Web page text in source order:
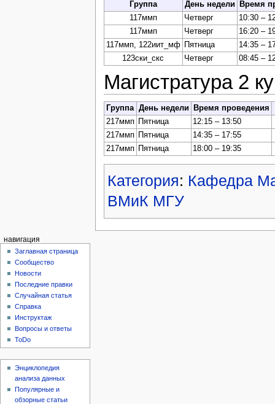
Группа День недели
Время
117ммп
Четверг
10:30 –
117ммп
Четверг
16:20 –
117ммп, 122иит_мф
Пятница
14:35 –
123ски_скс
Четверг 08:45 –
Магистратура 2
Группа День недели
Время проведения
217ммп
Пятница 12:15 – 13:50
217ммп
Пятница 14:35 – 17:55
217ммп
Пятница 18:00 – 19:35
Категория: Кафедра
ВМиК МГУ
навигация
Заглавная страница
Сообщество
Новости
Последние правки
Случайная статья
Справка
Инструктаж
Вопросы и ответы
ToDo
Энциклопедия
анализа данных
Популярные и
обзорные статьи